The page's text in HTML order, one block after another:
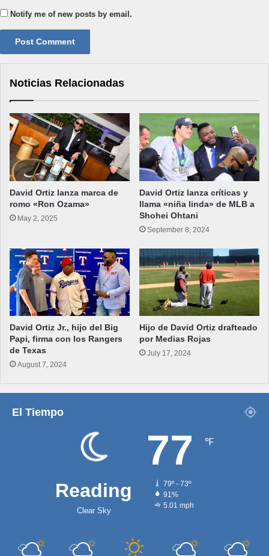
Notify me of new posts by email.
Noticias Relacionadas
David Ortiz lanza marca de
romo «Ron Ozama»
May 2, 2025
David Ortiz lanza críticas y
llama «niña linda» de MLB a
Shohei Ohtani
September 8, 2024
David Ortiz Jr., hijo del Big
Papi, firma con los Rangers
de Texas
August 7, 2024
Hijo de David Ortiz drafteado
por Medias Rojas
July 17, 2024
El Tiempo
Reading
Clear Sky
77 ℉
79º - 73º
91%
5.01 mph